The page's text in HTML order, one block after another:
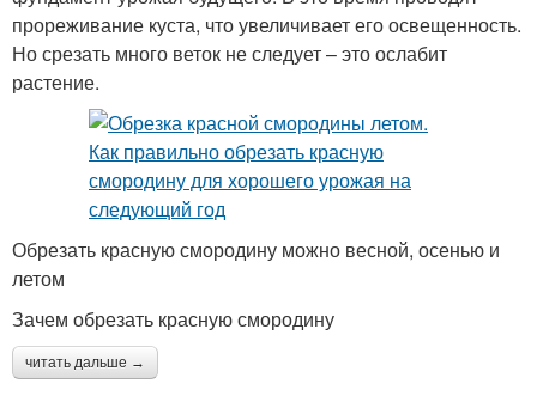
прореживание куста, что увеличивает его освещенность.
Но срезать много веток не следует – это ослабит
растение.
Обрезать красную смородину можно весной, осенью и
летом
Зачем обрезать красную смородину
читать дальше →